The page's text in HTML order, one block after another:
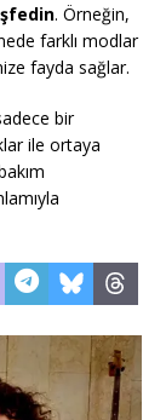
. Örneğin,
farklı modlar
fayda sağlar.
bir
ile ortaya